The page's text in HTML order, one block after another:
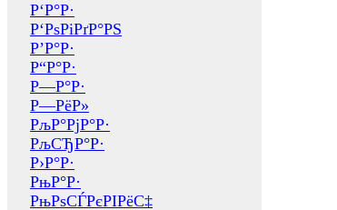
Р‘Р°Р·
Р‘РѕРіРґР°РЅ
Р’Р°Р·
Р“Р°Р·
Р—Р°Р·
Р—РёР»
РљР°РјР°Р·
РљСЂР°Р·
Р›Р°Р·
РњР°Р·
РњРѕСЃРєРІРёС‡